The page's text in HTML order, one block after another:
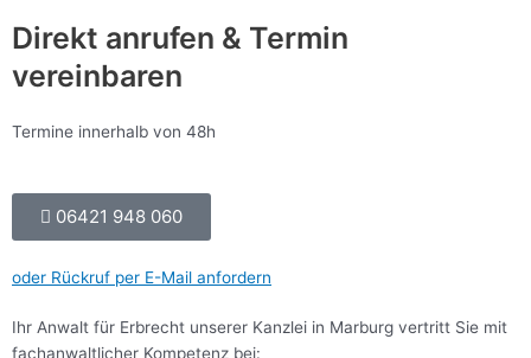
Direkt anrufen & Termin
vereinbaren
Termine innerhalb von 48h
06421 948 060
oder Rückruf per E-Mail anfordern
Ihr Anwalt für Erbrecht unserer Kanzlei in Marburg vertritt Sie mit
fachanwaltlicher Kompetenz bei: